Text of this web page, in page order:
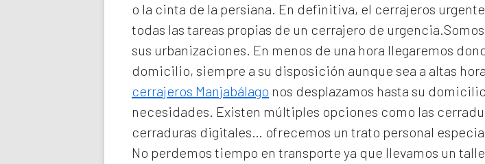
o la cinta de la persiana. En definitiva, el cerrajeros
todas las tareas propias de un cerrajero de
sus urbanizaciones. En menos de una hora llegaremos
domicilio, siempre a su disposición aunque sea a altas
cerrajeros Manjabálago nos desplazamos hasta su
necesidades. Existen múltiples opciones como las
cerraduras digitales… ofrecemos un trato personal
No perdemos tiempo en transporte ya que llevamos un